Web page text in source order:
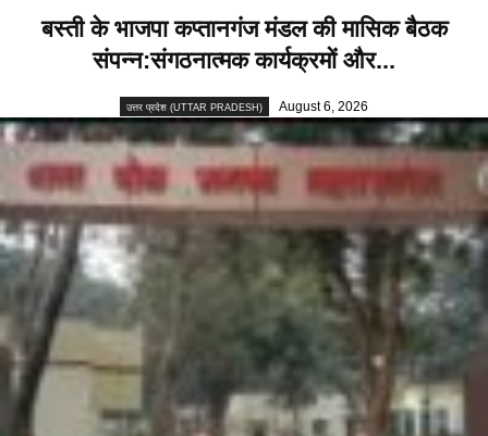
बस्ती के भाजपा कप्तानगंज मंडल की मासिक बैठक
संपन्न:संगठनात्मक कार्यक्रमों और...
उत्तर प्रदेश (UTTAR PRADESH) August 6, 2026